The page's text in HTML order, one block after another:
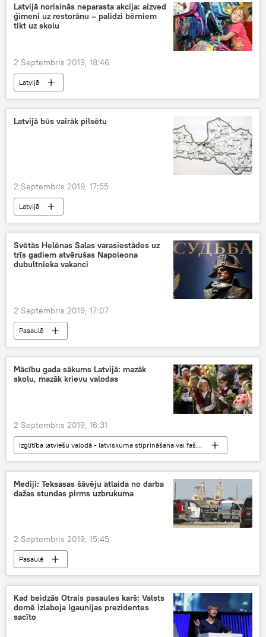
Latvijā norisinās neparasta akcija: aizved
ģimeni uz restorānu – palīdzi bērniem
tikt uz skolu
2 Septembris 2019, 18:46
Latvijā
Latvijā būs vairāk pilsētu
2 Septembris 2019, 17:55
Latvijā
Svētās Helēnas Salas varasiestādes uz
trīs gadiem atvērušas Napoleona
dubultnieka vakanci
2 Septembris 2019, 17:07
Pasaulē
Mācību gada sākums Latvijā: mazāk
skolu, mazāk krievu valodas
2 Septembris 2019, 16:31
Izglītība latviešu valodā - latviskuma stiprināšana vai fašisms?
Latvijā
Mediji: Teksasas šāvēju atlaida no darba
dažas stundas pirms uzbrukuma
2 Septembris 2019, 15:45
Pasaulē
Kad beidzās Otrais pasaules karš: Valsts
domē izlaboja Igaunijas prezidentes
sacīto